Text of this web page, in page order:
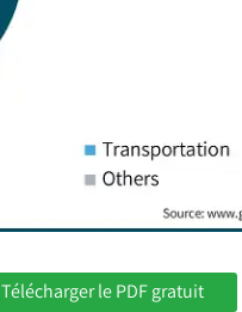
Télécharger le PDF gratuit